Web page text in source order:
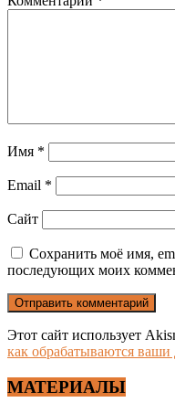
Имя *
Email *
Сайт
Сохранить моё имя,
последующих моих
Этот сайт использует
как обрабатываются
МАТЕРИАЛЫ